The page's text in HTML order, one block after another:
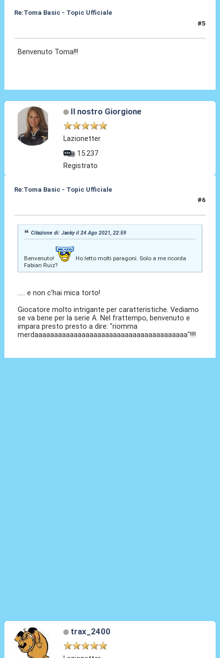
Re:Toma Basic - Topic Ufficiale
#5
Benvenuto Toma!!!
Il nostro Giorgione
Lazionetter
15.237
Registrato
Re:Toma Basic - Topic Ufficiale
#6
Citazione di: Janky il 24 Ago 2021, 22:59
Benvenuto!
Ho letto molti paragoni. Solo a me ricorda
Fabian Ruiz?
..... e non c'hai mica torto!
Giocatore molto intrigante per caratteristiche. Vediamo
se va bene per la serie A. Nel frattempo, benvenuto e
impara presto presto a dire: "riomma
merdaaaaaaaaaaaaaaaaaaaaaaaaaaaaaaaaaaaaaaa"!!!!
trax_2400